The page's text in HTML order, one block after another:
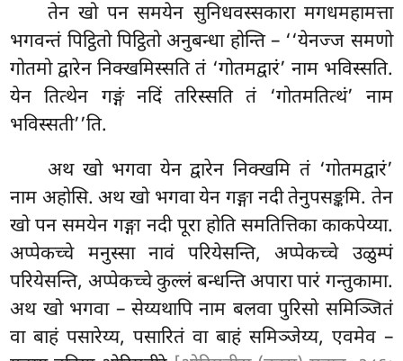
तेन खो पन समयेन सुनिधवस्सकारा मगधमहामत्ता
भगवन्तं पिट्ठितो पिट्ठितो अनुबन्धा होन्ति – ‘‘येनज्ज समणो
गोतमो द्वारेन निक्खमिस्सति तं ‘गोतमद्वारं’ नाम भविस्सति.
येन तित्थेन गङ्गं नदिं तरिस्सति तं ‘गोतमतित्थं’ नाम
भविस्सती’’ति.
अथ खो भगवा येन द्वारेन निक्खमि तं ‘गोतमद्वारं’
नाम अहोसि. अथ खो भगवा येन गङ्गा नदी तेनुपसङ्कमि. तेन
खो पन समयेन गङ्गा नदी पूरा होति समतित्तिका काकपेय्या.
अप्पेकच्चे मनुस्सा नावं परियेसन्ति, अप्पेकच्चे उळुम्पं
परियेसन्ति, अप्पेकच्चे कुल्लं बन्धन्ति अपारा पारं गन्तुकामा.
अथ खो भगवा – सेय्यथापि नाम बलवा पुरिसो समिञ्जितं
वा बाहं पसारेय्य, पसारितं वा बाहं समिञ्जेय्य, एवमेव –